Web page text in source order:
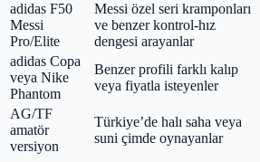
adidas F50
Messi
Pro/Elite
Messi özel seri kramponları
ve benzer kontrol-hız
dengesi arayanlar
adidas Copa
veya Nike
Phantom
Benzer profili farklı kalıp
veya fiyatla isteyenler
AG/TF
amatör
versiyon
Türkiye’de halı saha veya
suni çimde oynayanlar